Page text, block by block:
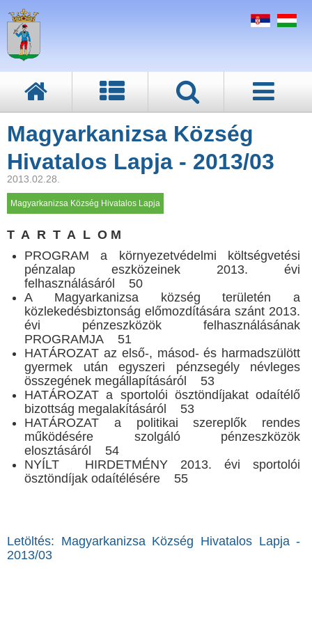
Magyarkanizsa Község
Hivatalos Lapja - 2013/03
2013.02.28.
Magyarkanizsa Község Hivatalos Lapja
T A R T A L O M
PROGRAM a környezetvédelmi költségvetési
pénzalap eszközeinek 2013. évi
felhasználásáról 50
A Magyarkanizsa község területén a
közlekedésbiztonság előmozdítására szánt 2013.
évi pénzeszközök felhasználásának
PROGRAMJА 51
HATÁROZAT az első-, másod- és harmadszülött
gyermek után egyszeri pénzsegély névleges
összegének megállapításáról 53
HATÁROZAT a sportolói ösztöndíjakat odaítélő
bizottság megalakításáról 53
HATÁROZAT a politikai szereplők rendes
működésére szolgáló pénzeszközök
elosztásáról 54
NYÍLT HIRDETMÉNY 2013. évi sportolói
ösztöndíjak odaítélésére 55
Letöltés: Magyarkanizsa Község Hivatalos Lapja -
2013/03